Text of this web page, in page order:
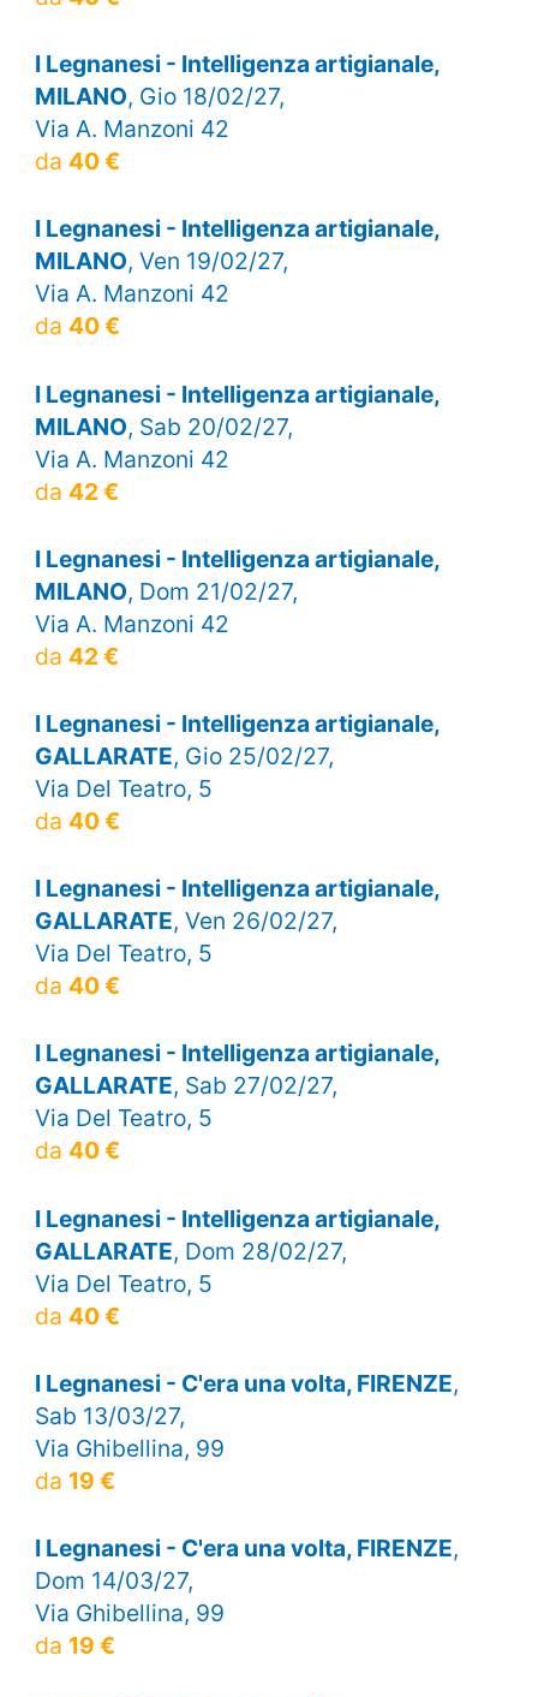
I Legnanesi - Intelligenza artigianale,
MILANO, Gio 18/02/27,
Via A. Manzoni 42
da 40 €
I Legnanesi - Intelligenza artigianale,
MILANO, Ven 19/02/27,
Via A. Manzoni 42
da 40 €
I Legnanesi - Intelligenza artigianale,
MILANO, Sab 20/02/27,
Via A. Manzoni 42
da 42 €
I Legnanesi - Intelligenza artigianale,
MILANO, Dom 21/02/27,
Via A. Manzoni 42
da 42 €
I Legnanesi - Intelligenza artigianale,
GALLARATE, Gio 25/02/27,
Via Del Teatro, 5
da 40 €
I Legnanesi - Intelligenza artigianale,
GALLARATE, Ven 26/02/27,
Via Del Teatro, 5
da 40 €
I Legnanesi - Intelligenza artigianale,
GALLARATE, Sab 27/02/27,
Via Del Teatro, 5
da 40 €
I Legnanesi - Intelligenza artigianale,
GALLARATE, Dom 28/02/27,
Via Del Teatro, 5
da 40 €
I Legnanesi - C'era una volta, FIRENZE,
Sab 13/03/27,
Via Ghibellina, 99
da 19 €
I Legnanesi - C'era una volta, FIRENZE,
Dom 14/03/27,
Via Ghibellina, 99
da 19 €